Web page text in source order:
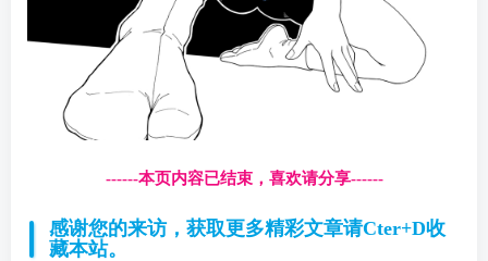
------本页内容已结束，喜欢请分享------
感谢您的来访，获取更多精彩文章请Cter+D收
藏本站。